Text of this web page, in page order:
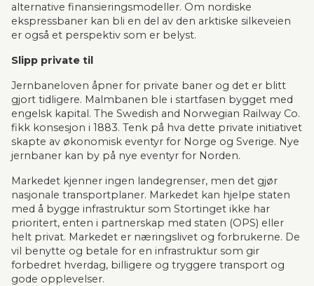
alternative finansieringsmodeller. Om nordiske
ekspressbaner kan bli en del av den arktiske silkeveien
er også et perspektiv som er belyst.
Slipp private til
Jernbaneloven åpner for private baner og det er blitt
gjort tidligere. Malmbanen ble i startfasen bygget med
engelsk kapital. The Swedish and Norwegian Railway Co.
fikk konsesjon i 1883. Tenk på hva dette private initiativet
skapte av økonomisk eventyr for Norge og Sverige. Nye
jernbaner kan by på nye eventyr for Norden.
Markedet kjenner ingen landegrenser, men det gjør
nasjonale transportplaner. Markedet kan hjelpe staten
med å bygge infrastruktur som Stortinget ikke har
prioritert, enten i partnerskap med staten (OPS) eller
helt privat. Markedet er næringslivet og forbrukerne. De
vil benytte og betale for en infrastruktur som gir
forbedret hverdag, billigere og tryggere transport og
gode opplevelser.